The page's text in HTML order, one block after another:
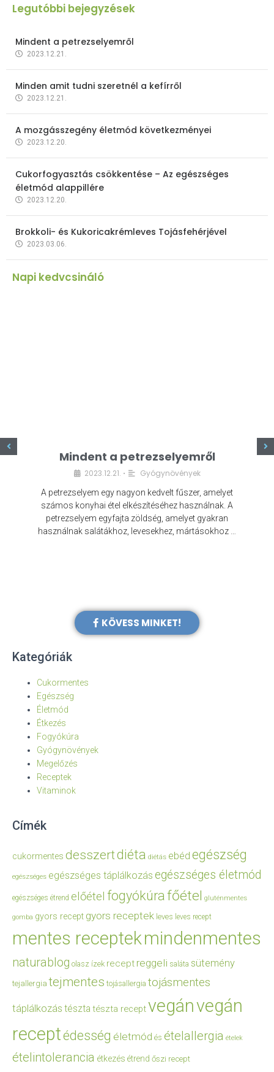
Legutóbbi bejegyzések
Mindent a petrezselyemről
2023.12.21.
Minden amit tudni szeretnél a kefírről
2023.12.21.
A mozgásszegény életmód következményei
2023.12.20.
Cukorfogyasztás csökkentése – Az egészséges
életmód alappillére
2023.12.20.
Brokkoli- és Kukoricakrémleves Tojásfehérjével
2023.03.06.
Napi kedvcsináló
Mindent a petrezselyemről
2023.12.21. • Gyógynövények
A petrezselyem egy nagyon kedvelt fűszer, amelyet
számos konyhai étel elkészítéséhez használnak. A
petrezselyem egyfajta zöldség, amelyet gyakran
használnak salátákhoz, levesekhez, mártásokhoz …
KÖVESS MINKET!
Kategóriák
Cukormentes
Egészség
Életmód
Étkezés
Fogyókúra
Gyógynövények
Megelőzés
Receptek
Vitaminok
Címék
cukormentes desszertdiéta diétás ebéd egészség
egészséges egészséges táplálkozás egészséges életmód
egészséges étrend előétel fogyókúrafőétel gluténmentes
gomba gyors recept gyors receptek leves leves recept
mentes receptekmindenmentes
naturablog olasz ízek recept reggeli saláta sütemény
tejallergia tejmentes tojásallergia tojásmentes
táplálkozás tészta tészta receptvegánvegán
receptédesség életmód és ételallergia ételek
ételintolerancia étkezés étrend őszi recept